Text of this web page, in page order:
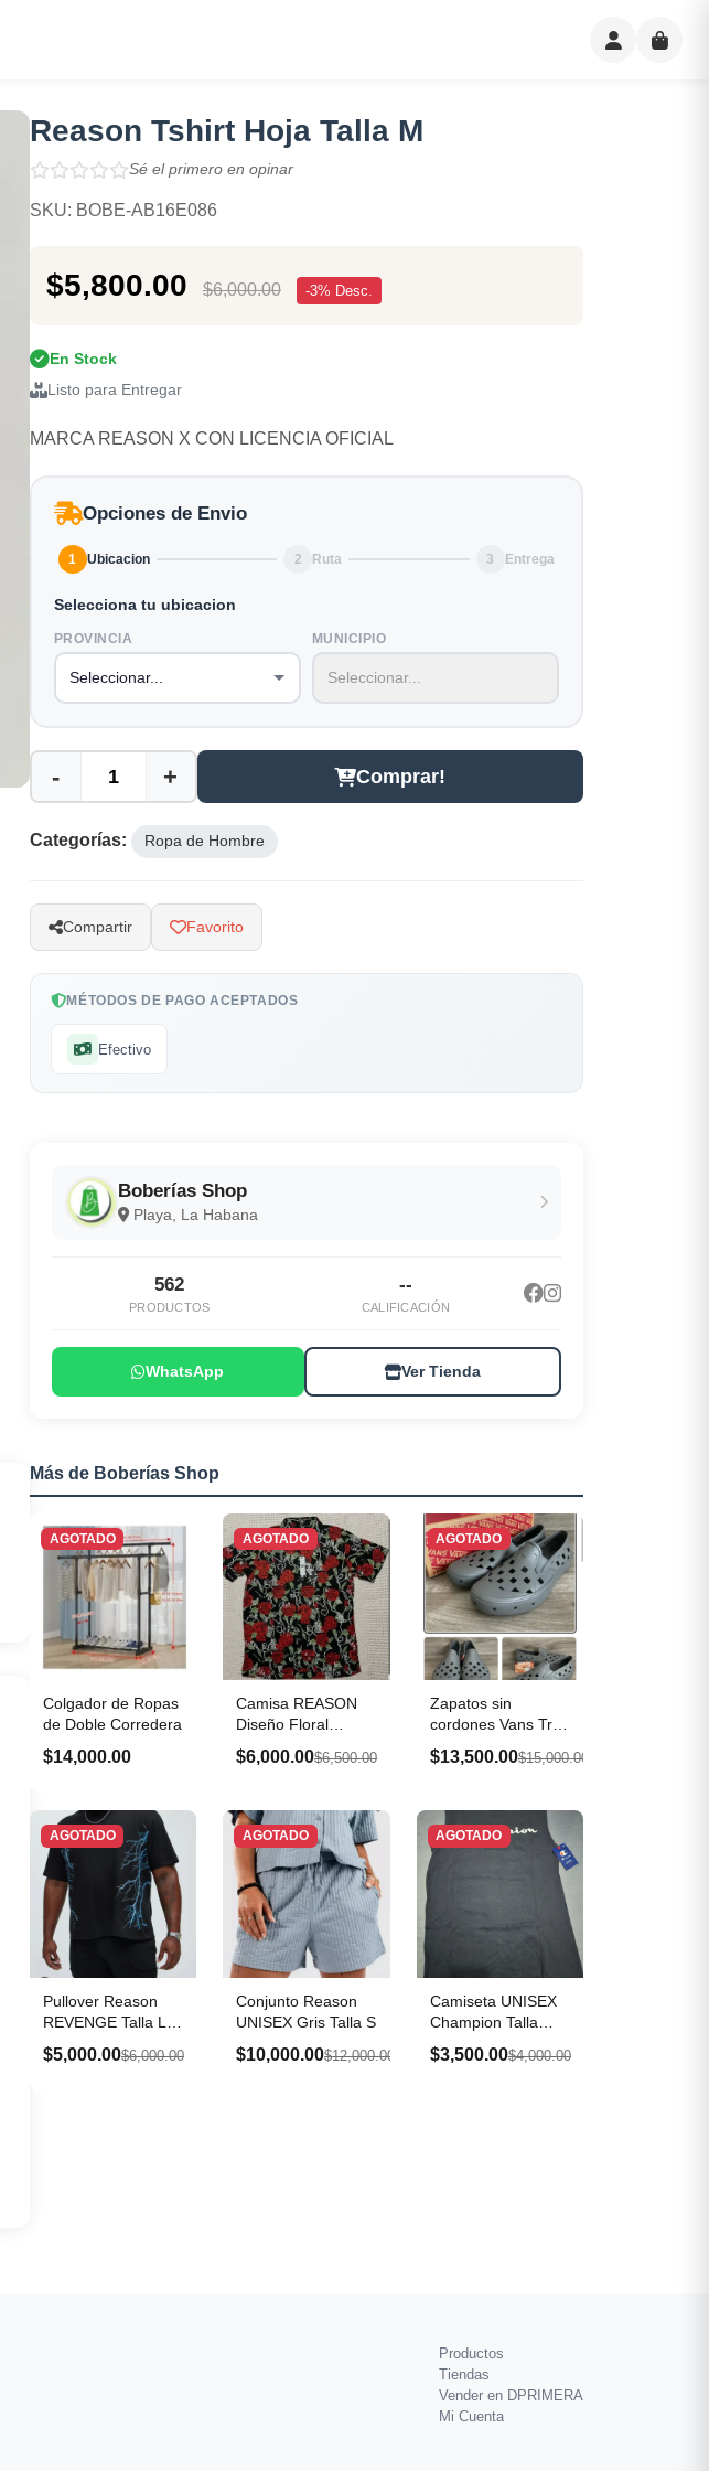
Reason Tshirt Hoja Talla M
Sé el primero en opinar
SKU: BOBE-AB16E086
$5,800.00 $6,000.00 -3% Desc.
En Stock
Listo para Entregar
MARCA REASON X CON LICENCIA OFICIAL
Opciones de Envio
1 Ubicacion 2 Ruta 3 Entrega
Selecciona tu ubicacion
PROVINCIA MUNICIPIO
- + Comprar!
Categorías: Ropa de Hombre
Compartir Favorito
MÉTODOS DE PAGO ACEPTADOS
Efectivo
Boberías Shop
Playa, La Habana
562
PRODUCTOS
--
CALIFICACIÓN
WhatsApp Ver Tienda
Más de Boberías Shop
AGOTADO
Colgador de Ropas
de Doble Corredera
$14,000.00
AGOTADO
Camisa REASON
Diseño Floral
TALLA S
$6,000.00$6,500.00
AGOTADO
Zapatos sin
cordones Vans Trek
para hombre
$13,500.00$15,000.00
AGOTADO
Pullover Reason
REVENGE Talla L
en Rojo
$5,000.00$6,000.00
AGOTADO
Conjunto Reason
UNISEX Gris Talla S
$10,000.00$12,000.00
AGOTADO
Camiseta UNISEX
Champion Talla
Small
$3,500.00$4,000.00
Productos
Tiendas
Vender en DPRIMERA
Mi Cuenta